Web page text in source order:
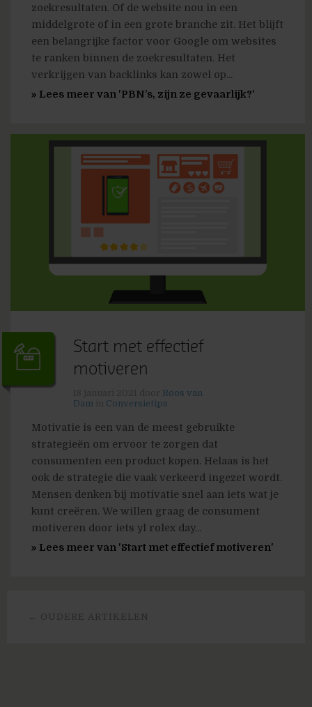
zoekresultaten. Of de website nou in een
middelgrote of in een grote branche zit. Het blijft
een belangrijke factor voor Google om websites
te ranken binnen de zoekresultaten. Het
verkrijgen van backlinks kan zowel op...
» Lees meer van 'PBN’s, zijn ze gevaarlijk?'
Start met effectief
motiveren
Roos van
Dam
Conversietips
Motivatie is een van de meest gebruikte
strategieën om ervoor te zorgen dat
consumenten een product kopen. Helaas is het
ook de strategie die vaak verkeerd ingezet wordt.
Mensen denken bij motivatie snel aan iets wat je
kunt creëren. We willen graag de consument
motiveren door iets yl rolex day...
» Lees meer van 'Start met effectief motiveren'
← OUDERE ARTIKELEN